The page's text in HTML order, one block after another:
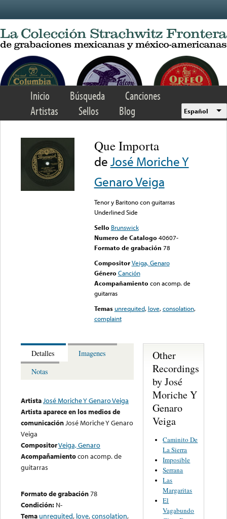
Inicio Búsqueda
Canciones
Artistas
Sellos Blog Español
Que Importa
deJosé Moriche Y
Genaro Veiga
Tenor y Baritono con guitarras
Underlined Side
Sello Brunswick
Numero de Catalogo 40607-
Formato de grabación 78
Compositor Veiga, Genaro
Género Canción
Acompañamiento con acomp. de
guitarras
Temas unrequited, love,consolation,
complaint
Detalles
Imagenes
Notas
ArtistaJosé Moriche Y Genaro Veiga
Artista aparece en los medios de
comunicaciónJosé Moriche Y Genaro
Veiga
CompositorVeiga, Genaro
Acompañamientocon acomp. de
guitarras
Formato de grabación78
Condición: N-
Tema unrequited, love,consolation,
Other
Recordings
by José
Moriche Y
Genaro
Veiga
Caminito De
La Sierra
Imposible
Serrana
Las
Margaritas
El
Vagabundo